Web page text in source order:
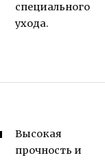
специального
ухода.
Высокая
прочность и